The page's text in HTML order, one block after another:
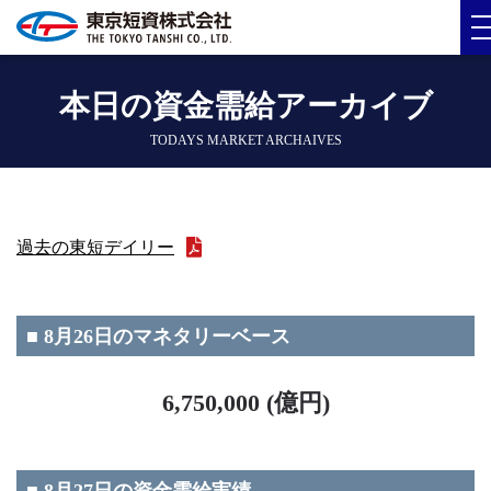
本日の資金需給アーカイブ
TODAYS MARKET ARCHAIVES
過去の東短デイリー
■ 8月26日のマネタリーベース
6,750,000 (億円)